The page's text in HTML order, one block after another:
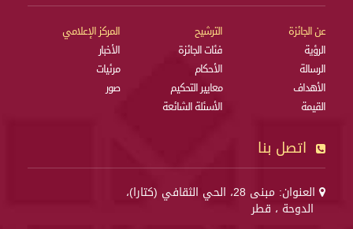
عن الجائزة
الرؤية
الرسالة
الأهداف
القيمة
الترشيح
فئات الجائزة
الأحكام
معايير التحكيم
الأسئلة الشائعة
المركز الإعلامي
الأخبار
مرئيات
صور
اتصل بنا
العنوان: مبنى 28، الحي الثقافي (كتارا)،
الدوحة ، قطر